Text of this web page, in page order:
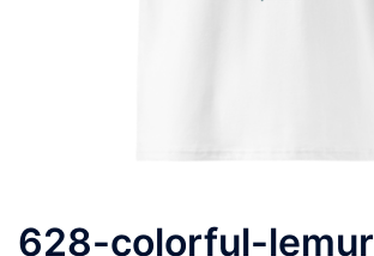
628-colorful-lemur